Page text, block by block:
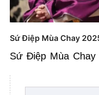
Sứ Điệp Mùa Chay
Sứ Điệp Mùa Chay